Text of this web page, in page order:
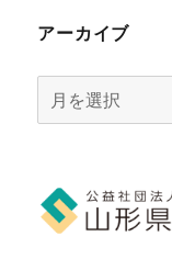
アーカイブ
ー
ブ